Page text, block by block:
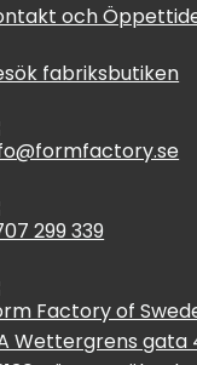
och
fabriksbutiken
299 339
Factory of
Wettergrens gata